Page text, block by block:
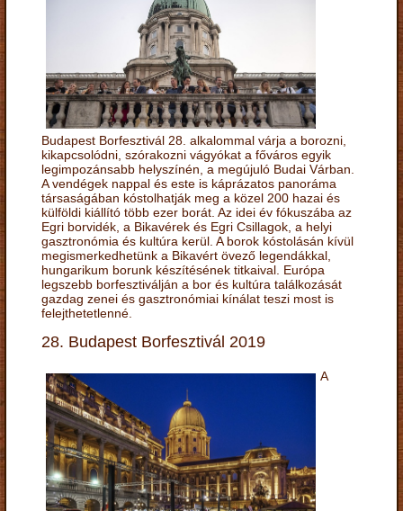
Budapest Borfesztivál 28. alkalommal várja a borozni,
kikapcsolódni, szórakozni vágyókat a főváros egyik
legimpozánsabb helyszínén, a megújuló Budai Várban.
A vendégek nappal és este is káprázatos panoráma
társaságában kóstolhatják meg a közel 200 hazai és
külföldi kiállító több ezer borát. Az idei év fókuszába az
Egri borvidék, a Bikavérek és Egri Csillagok, a helyi
gasztronómia és kultúra kerül. A borok kóstolásán kívül
megismerkedhetünk a Bikavért övező legendákkal,
hungarikum borunk készítésének titkaival. Európa
legszebb borfesztiválján a bor és kultúra találkozását
gazdag zenei és gasztronómiai kínálat teszi most is
felejthetetlenné.
28. Budapest Borfesztivál 2019
A